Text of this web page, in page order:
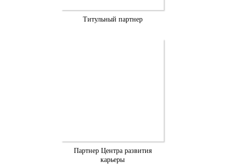
Титульный партнер
Партнер Центра развития
карьеры